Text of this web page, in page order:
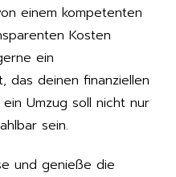
einem kompetenten
Kosten
ein
das deinen finanziellen
Umzug soll nicht nur
sein.
und genieße die